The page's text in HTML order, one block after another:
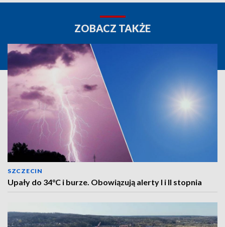
ZOBACZ TAKŻE
SZCZECIN
Upały do 34°C i burze. Obowiązują alerty I i II stopnia